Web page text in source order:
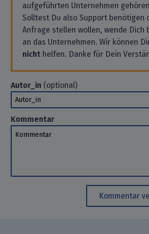
aufgeführten Unternehmen
Solltest Du also Support benötigen
Anfrage stellen wollen, wende Dich
an das Unternehmen. Wir können
nicht helfen. Danke für Dein
Autor_in (optional)
Autor_in
Kommentar
Kommentar
Kommentar